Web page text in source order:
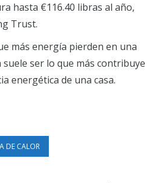
hasta €116.40 libras al año,
Trust.
más energía pierden en una
suele ser lo que más contribuye
energética de una casa.
DE CALOR